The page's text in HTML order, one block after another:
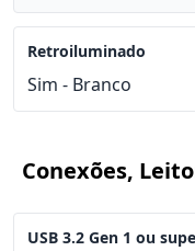
Retroiluminado
Sim - Branco
Conexões,
USB 3.2 Gen 1 ou